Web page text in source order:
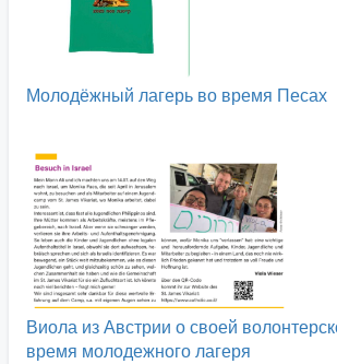
Молодёжный лагерь во время Песах
Виола из Австрии о своей
время молодежного лагеря